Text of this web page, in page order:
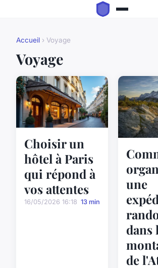
Accueil › Voyage
Voyage
Choisir un
hôtel à Paris
qui répond à
vos attentes
16/05/2026 16:18 13 min
une
dans
de